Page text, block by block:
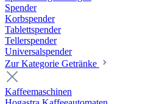
Spender
Korbspender
Tablettspender
Tellerspender
Universalspender
Zur Kategorie Getränke
Kaffeemaschinen